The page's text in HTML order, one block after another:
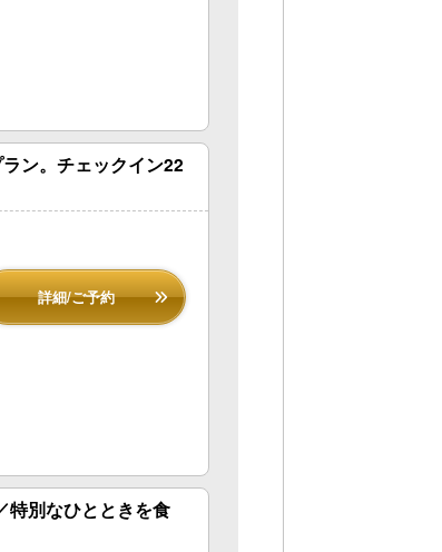
ン。チェックイン22
詳細/ご予約
別なひとときを食